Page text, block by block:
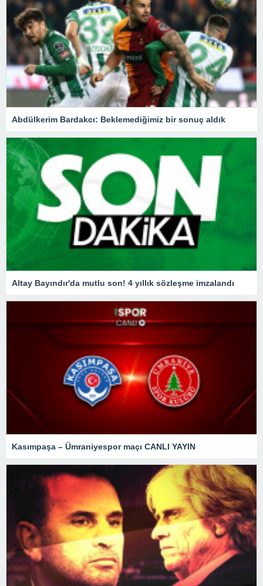
Abdülkerim Bardakcı: Beklemediğimiz bir sonuç aldık
Altay Bayındır'da mutlu son! 4 yıllık sözleşme imzalandı
Kasımpaşa – Ümraniyespor maçı CANLI YAYIN